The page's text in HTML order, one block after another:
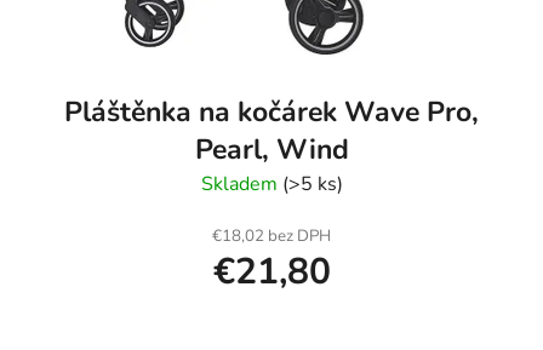
Pláštěnka na kočárek Wave Pro,
Pearl, Wind
Skladem (>5 ks)
€18,02 bez DPH
€21,80